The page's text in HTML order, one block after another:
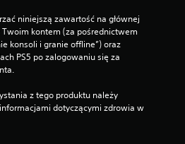
niniejszą zawartość na głównej
Twoim kontem (za pośrednictwem
konsoli i granie offline”) oraz
PS5 po zalogowaniu się za
z tego produktu należy
dotyczącymi zdrowia w